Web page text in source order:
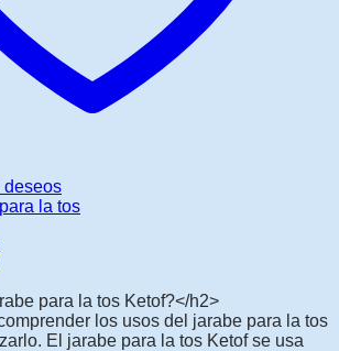
deseos
la tos
para la tos Ketof?</h2>
los usos del jarabe para la tos
El jarabe para la tos Ketof se usa